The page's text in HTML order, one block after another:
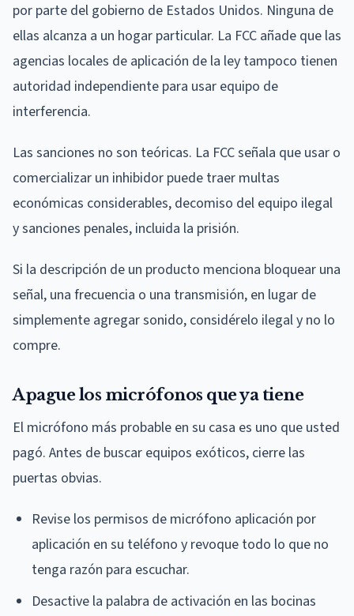
por parte del gobierno de Estados Unidos. Ninguna de
ellas alcanza a un hogar particular. La FCC añade que las
agencias locales de aplicación de la ley tampoco tienen
autoridad independiente para usar equipo de
interferencia.
Las sanciones no son teóricas. La FCC señala que usar o
comercializar un inhibidor puede traer multas
económicas considerables, decomiso del equipo ilegal
y sanciones penales, incluida la prisión.
Si la descripción de un producto menciona bloquear una
señal, una frecuencia o una transmisión, en lugar de
simplemente agregar sonido, considérelo ilegal y no lo
compre.
Apague los micrófonos que ya tiene
El micrófono más probable en su casa es uno que usted
pagó. Antes de buscar equipos exóticos, cierre las
puertas obvias.
Revise los permisos de micrófono aplicación por
aplicación en su teléfono y revoque todo lo que no
tenga razón para escuchar.
Desactive la palabra de activación en las bocinas